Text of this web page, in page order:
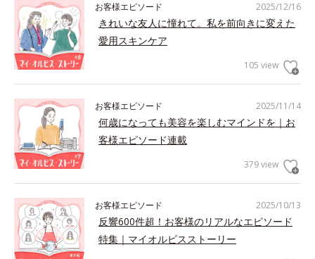
2025/12/16
お客様エピソード
きれいな友人に憧れて。私を前向きに変えた
愛用スキンケア
105 view
2025/11/14
お客様エピソード
何歳になっても美容を楽しむマインドを｜お
客様エピソード連載
379 view
2025/10/13
お客様エピソード
反響600件超！お客様のリアルなエピソード
特集｜マイオルビスストーリー